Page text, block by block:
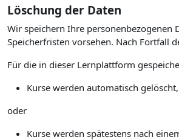
Löschung der Daten
Wir speichern Ihre personenbezogenen
Speicherfristen vorsehen. Nach Fortfall
Für die in dieser Lernplattform
Kurse werden automatisch
oder
Kurse werden spätestens nach